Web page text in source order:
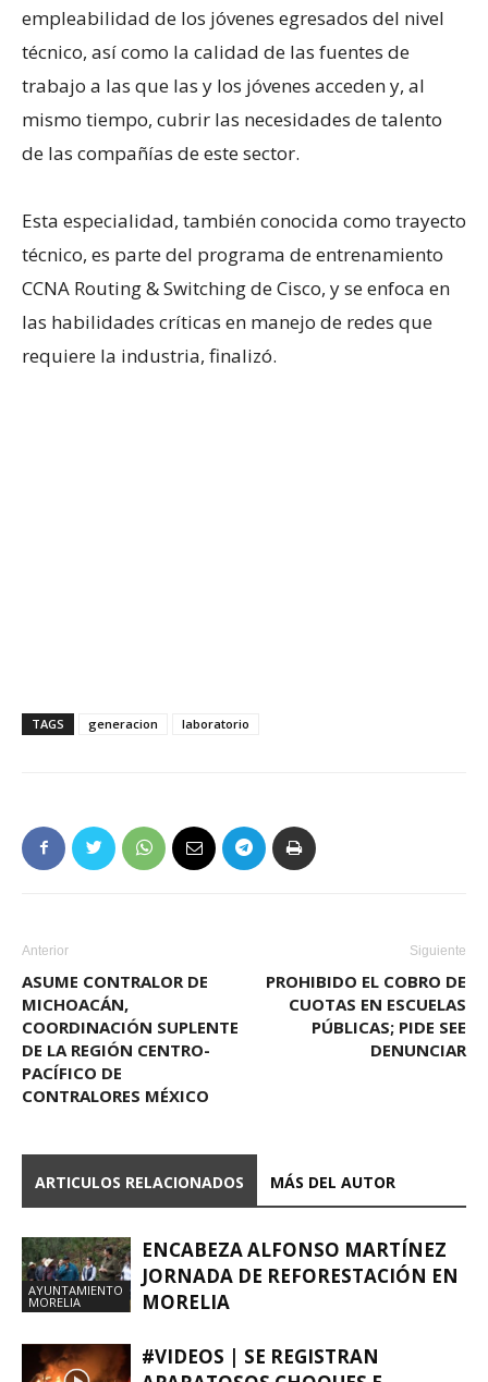
empleabilidad de los jóvenes egresados del nivel
técnico, así como la calidad de las fuentes de
trabajo a las que las y los jóvenes acceden y, al
mismo tiempo, cubrir las necesidades de talento
de las compañías de este sector.
Esta especialidad, también conocida como trayecto
técnico, es parte del programa de entrenamiento
CCNA Routing & Switching de Cisco, y se enfoca en
las habilidades críticas en manejo de redes que
requiere la industria, finalizó.
TAGS generacion laboratorio
Anterior
ASUME CONTRALOR DE
MICHOACÁN,
COORDINACIÓN SUPLENTE
DE LA REGIÓN CENTRO-
PACÍFICO DE
CONTRALORES MÉXICO
Siguiente
PROHIBIDO EL COBRO DE
CUOTAS EN ESCUELAS
PÚBLICAS; PIDE SEE
DENUNCIAR
ARTICULOS RELACIONADOS MÁS DEL AUTOR
AYUNTAMIENTO
MORELIA
ENCABEZA ALFONSO MARTÍNEZ
JORNADA DE REFORESTACIÓN EN
MORELIA
#VIDEOS | SE REGISTRAN